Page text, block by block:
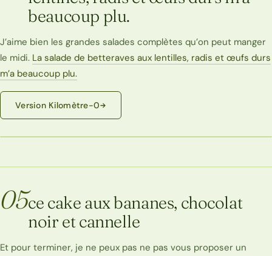
beaucoup plu.
J’aime bien les grandes salades complètes qu’on peut manger
le midi. La salade de betteraves aux lentilles, radis et œufs durs
m’a beaucoup plu.
Version Kilomètre-0
05ce cake aux bananes, chocolat
noir et cannelle
Et pour terminer, je ne peux pas ne pas vous proposer un